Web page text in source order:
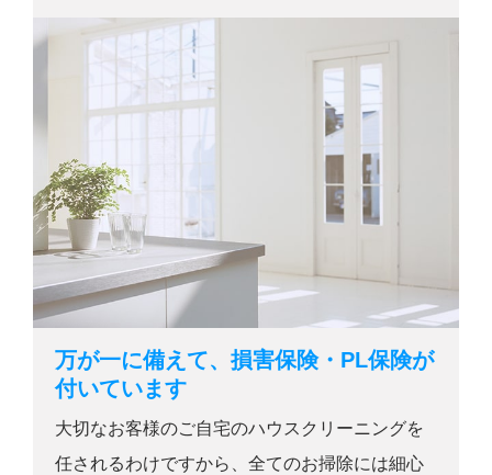
万が一に備えて、損害保険・PL保険が
付いています
大切なお客様のご自宅のハウスクリーニングを
任されるわけですから、全てのお掃除には細心